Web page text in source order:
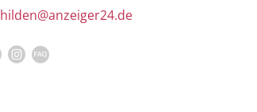
hilden@anzeiger24.de